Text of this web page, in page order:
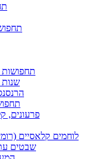
תחפושות לשנות
שנות ה-60 וה-70
הרנסנס
פרעונים,
לוחמים קלאסיים
שבטים